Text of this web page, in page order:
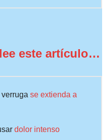
este artículo…
se extienda a
dolor intenso